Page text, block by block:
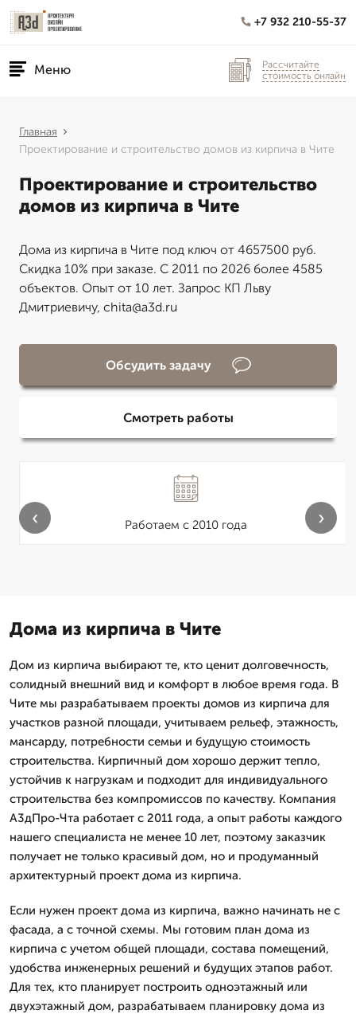
+7 932 210-55-37
Меню
Рассчитайте
стоимость онлайн
Главная
Проектирование и строительство домов из кирпича в Чите
Проектирование и строительство
домов из кирпича в Чите
Дома из кирпича в Чите под ключ от 4657500 руб.
Скидка 10% при заказе. С 2011 по 2026 более 4585
объектов. Опыт от 10 лет. Запрос КП Льву
Дмитриевичу, chita@a3d.ru
Обсудить задачу
Смотреть работы
Работаем с 2010 года
‹ ›
Дома из кирпича в Чите
Дом из кирпича выбирают те, кто ценит долговечность,
солидный внешний вид и комфорт в любое время года. В
Чите мы разрабатываем проекты домов из кирпича для
участков разной площади, учитываем рельеф, этажность,
мансарду, потребности семьи и будущую стоимость
строительства. Кирпичный дом хорошо держит тепло,
устойчив к нагрузкам и подходит для индивидуального
строительства без компромиссов по качеству. Компания
А3дПро-Чта работает с 2011 года, а опыт работы каждого
нашего специалиста не менее 10 лет, поэтому заказчик
получает не только красивый дом, но и продуманный
архитектурный проект дома из кирпича.
Если нужен проект дома из кирпича, важно начинать не с
фасада, а с точной схемы. Мы готовим план дома из
кирпича с учетом общей площади, состава помещений,
удобства инженерных решений и будущих этапов работ.
Для тех, кто планирует построить одноэтажный или
двухэтажный дом, разрабатываем планировку дома из